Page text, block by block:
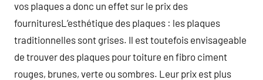
vos plaques a donc un effet sur le prix des
fournituresL’esthétique des plaques : les plaques
traditionnelles sont grises. Il est toutefois envisageable
de trouver des plaques pour toiture en fibro ciment
rouges, brunes, verte ou sombres. Leur prix est plus